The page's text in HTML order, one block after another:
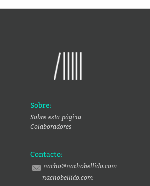
Sobre:
Sobre esta página
Colaboradores
Contacto:
nacho@nachobellido.com
nachobellido.com